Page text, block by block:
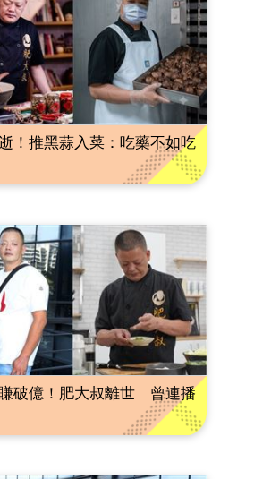
！推黑蒜入菜：吃藥不如吃
破億！肥大叔離世 曾連播